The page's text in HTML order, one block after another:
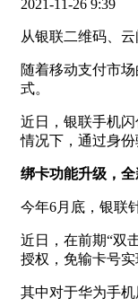
2021-11-26 9:39
从银联二维码、
随着移动支付市
式。
近日，银联手机
情况下，通过身份
绑卡功能升级，
今年6月底，银联
近日，在前期“双
授权，免输卡号
其中对于华为手